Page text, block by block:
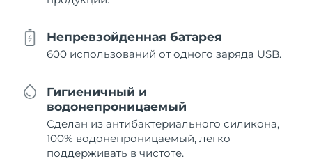
Непревзойденная батарея
600 использований от одного заряда USB.
Гигиеничный и
водонепроницаемый
Сделан из антибактериального силикона,
100% водонепроницаемый, легко
поддерживать в чистоте.